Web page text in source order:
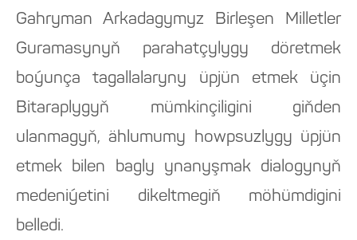
Gahryman Arkadagymyz Birleşen Milletler
Guramasynyň parahatçylygy döretmek
boýunça tagallalaryny üpjün etmek üçin
Bitaraplygyň mümkinçiligini giňden
ulanmagyň, ählumumy howpsuzlygy üpjün
etmek bilen bagly ynanyşmak dialogynyň
medeniýetini dikeltmegiň möhümdigini
belledi.